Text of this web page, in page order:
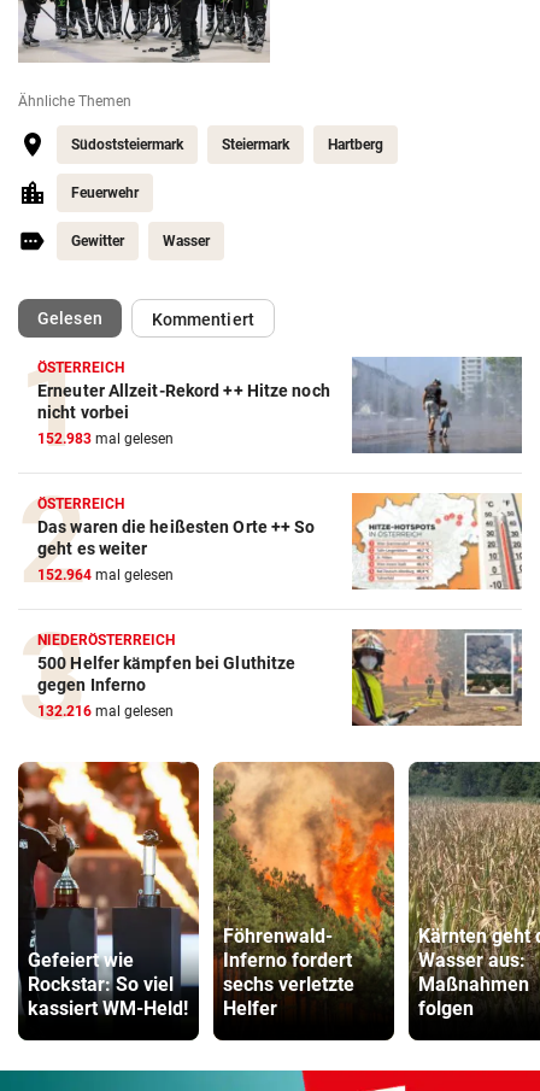
Ähnliche Themen
Südoststeiermark Steiermark Hartberg
Feuerwehr
Gewitter Wasser
Gelesen(ausgewählt)Kommentiert
ÖSTERREICH
Erneuter Allzeit-Rekord ++ Hitze noch
nicht vorbei
152.983 mal gelesen
ÖSTERREICH
Das waren die heißesten Orte ++ So
geht es weiter
152.964 mal gelesen
NIEDERÖSTERREICH
500 Helfer kämpfen bei Gluthitze
gegen Inferno
132.216 mal gelesen
Gefeiert wie
Rockstar: So viel
kassiert WM-Held!
Föhrenwald-
Inferno fordert
sechs verletzte
Helfer
Kärnten geht
Wasser aus:
Maßnahmen
folgen